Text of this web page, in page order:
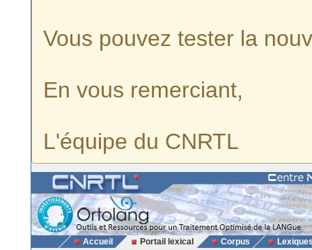
Vous pouvez tester la
En vous remerciant,
L'équipe du CNRTL
Accueil Portail lexical Corpus